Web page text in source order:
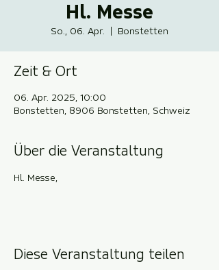
Hl. Messe
So., 06. Apr. Bonstetten
Zeit & Ort
06. Apr. 2025, 10:00
Bonstetten, 8906 Bonstetten, Schweiz
Über die Veranstaltung
Hl. Messe,
Diese Veranstaltung teilen